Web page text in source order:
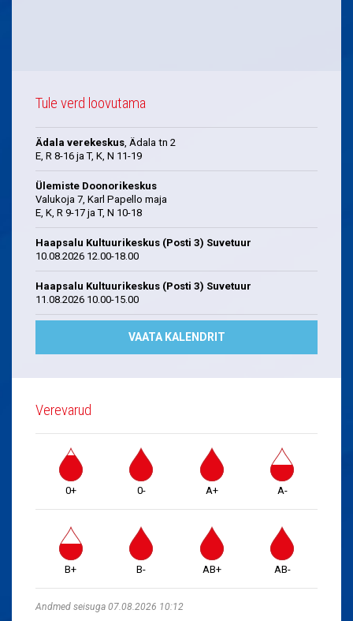
Tule verd loovutama
Ädala verekeskus , Ädala tn 2
E, R 8-16 ja T, K, N 11-19
Ülemiste Doonorikeskus
Valukoja 7, Karl Papello maja
E, K, R 9-17 ja T, N 10-18
Haapsalu Kultuurikeskus (Posti 3) Suvetuur
10.08.2026 12.00-18.00
Haapsalu Kultuurikeskus (Posti 3) Suvetuur
11.08.2026 10.00-15.00
VAATA KALENDRIT
Verevarud
0+ 0- A+ A-
B+ B- AB+ AB-
Andmed seisuga 07.08.2026 10:12